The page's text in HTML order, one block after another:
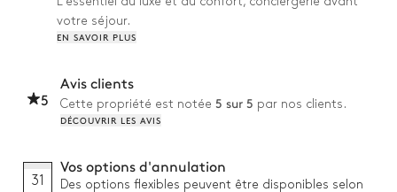
manger intérieure ou extérieure, et savourez un dîner aux
chandelles rassemblant le meilleur de la gastronomie
italienne.
votre séjour.
EN SAVOIR PLUS
5
Avis clients
Cette propriété est notée 5 sur 5 par nos clients.
DÉCOUVRIR LES AVIS
31
Vos options d'annulation
Des options flexibles peuvent être disponibles selon